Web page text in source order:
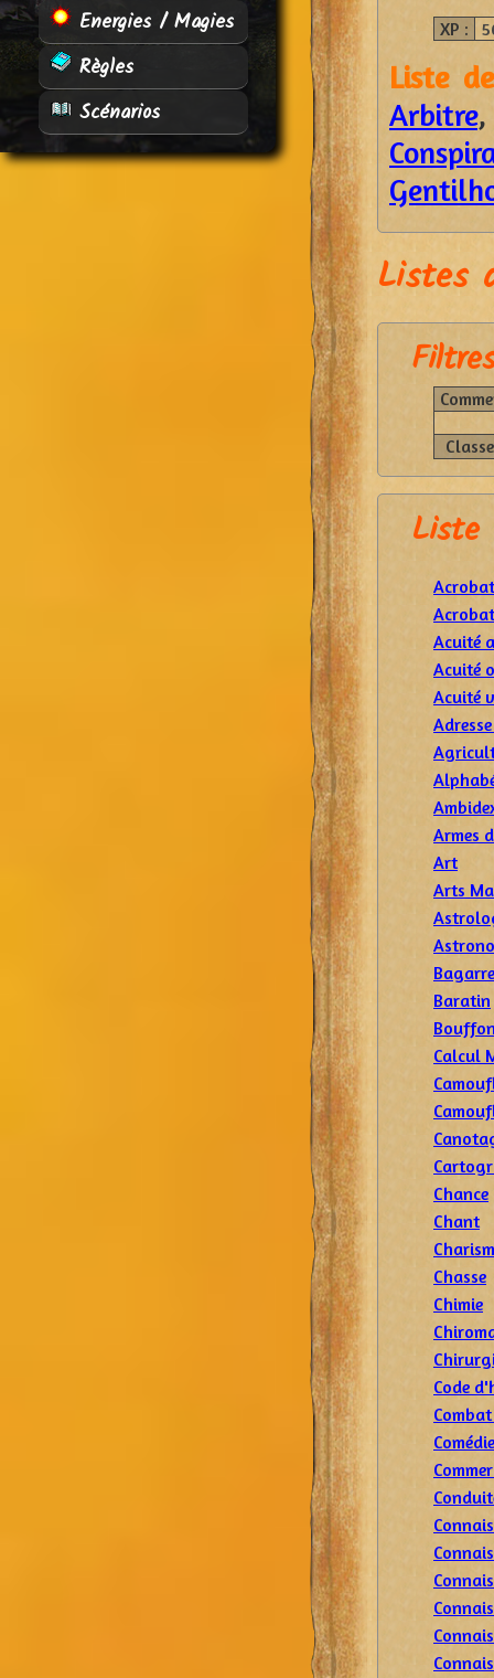
Energies / Magies
Règles
Scénarios
XP :
Liste
Arbitre
Listes
Liste
Acuité
Acuité
Acuité
Armes
Art
Arts
Bagarre
Baratin
Calcul
Chance
Chant
Chasse
Chimie
Code
Comédie